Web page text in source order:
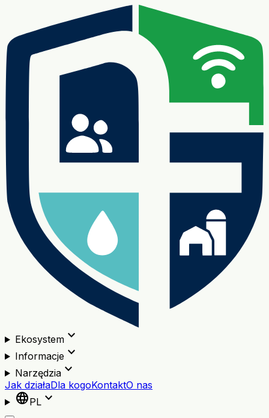
Ekosystemexpand_more
Informacjeexpand_more
Narzędziaexpand_more
Jak działaDla kogoKontaktO nas
languagePL expand_more